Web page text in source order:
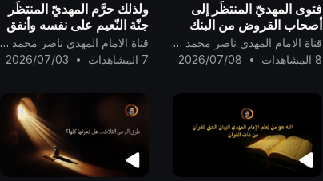
فتوى المهديّ المنتظَر إلى
أصحاب القروض من البنك
الدوليّ ..
قناة الامام المهدي ناصر محمد اليماني
8 المشاهدات
•
2026/07/08
ولذلك حرَّم المهديّ المنتظَر
جنّة النّعيم على نفسه وأنفق
درجته فيها لجدّه محمد
رسول الله..
قناة الامام المهدي ناصر محمد اليماني
7 المشاهدات
•
2026/07/03